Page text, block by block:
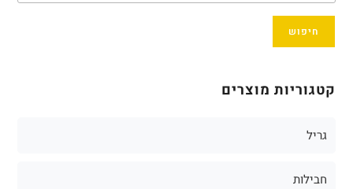
חיפוש
קטגוריות מוצרים
גריל
חבילות